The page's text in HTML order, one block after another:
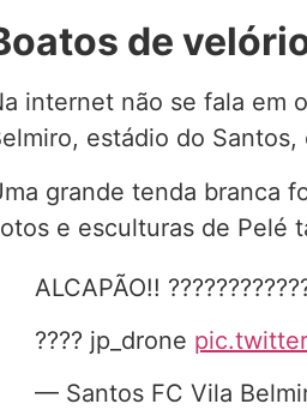
de
internet não se fala em
estádio do
grande tenda branca
e esculturas de Pelé
ALCAPÃO!!
???? jp_drone
— Santos FC Vila